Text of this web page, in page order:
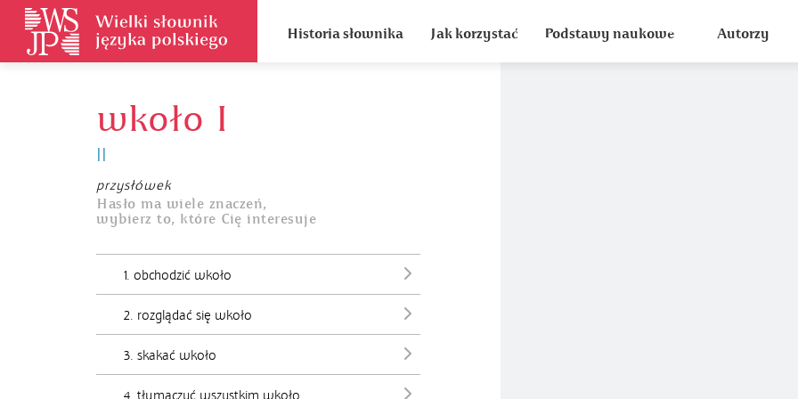
Historia słownika Jak korzystać Podstawy naukowe Autorzy
wkoło I
II
przysłówek
Hasło ma wiele znaczeń,
wybierz to, które Cię interesuje
1. obchodzić wkoło
2. rozglądać się wkoło
3. skakać wkoło
4. tłumaczyć wszystkim wkoło